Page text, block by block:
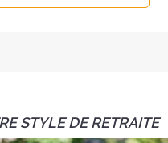
STYLE DE RETRAITE